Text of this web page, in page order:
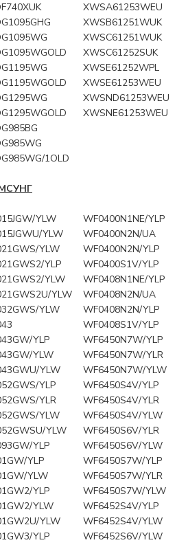
XWSA61253WEU
XWSB61251WUK
XWSC61251WUK
XWSC61252SUK
XWSE61252WPL
XWSE61253WEU
XWSND61253WEU
XWSNE61253WEU
1OLD
YLW
WF0400N1NE/YLP
YLW
WF0400N2N/UA
YLW
WF0400N2N/YLP
YLP
WF0400S1V/YLP
YLW
WF0408N1NE/YLP
YLW
WF0408N2N/UA
YLW
WF0408N2N/YLP
WF0408S1V/YLP
YLP
WF6450N7W/YLP
YLW
WF6450N7W/YLR
YLW
WF6450N7W/YLW
YLP
WF6450S4V/YLP
YLR
WF6450S4V/YLR
YLW
WF6450S4V/YLW
YLW
WF6450S6V/YLR
YLP
WF6450S6V/YLW
YLP
WF6450S7W/YLP
YLW
WF6450S7W/YLR
YLP
WF6450S7W/YLW
YLW
WF6452S4V/YLP
YLW
WF6452S4V/YLW
YLP
WF6452S6V/YLW